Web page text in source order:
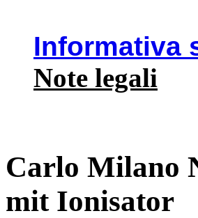
Informativa
Note legali
Carlo Milano
mit Ionisator